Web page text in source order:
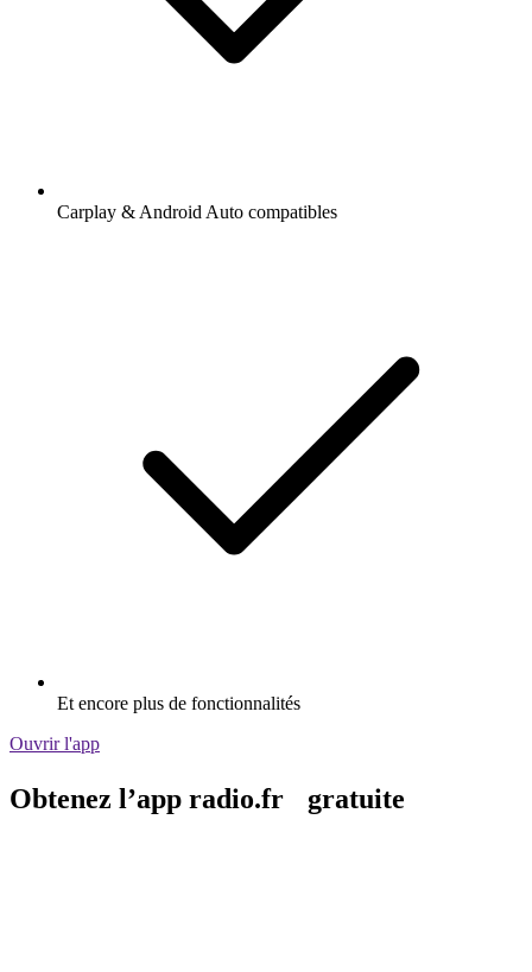
Carplay & Android Auto compatibles
Et encore plus de fonctionnalités
Ouvrir l'app
Obtenez l’app radio.fr gratuite